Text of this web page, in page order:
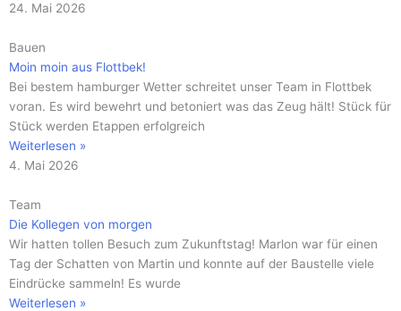
24. Mai 2026
Bauen
Moin moin aus Flottbek!
Bei bestem hamburger Wetter schreitet unser Team in Flottbek
voran. Es wird bewehrt und betoniert was das Zeug hält! Stück für
Stück werden Etappen erfolgreich
Weiterlesen »
4. Mai 2026
Team
Die Kollegen von morgen
Wir hatten tollen Besuch zum Zukunftstag! Marlon war für einen
Tag der Schatten von Martin und konnte auf der Baustelle viele
Eindrücke sammeln! Es wurde
Weiterlesen »